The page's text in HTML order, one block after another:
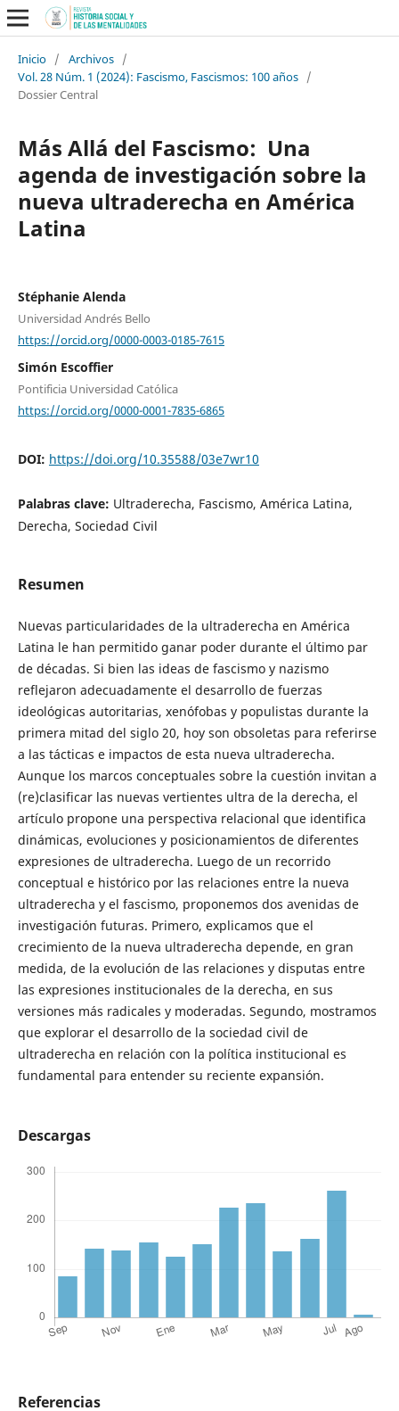
Inicio / Archivos /
Vol. 28 Núm. 1 (2024): Fascismo, Fascismos: 100 años /
Dossier Central
Más Allá del Fascismo: Una
agenda de investigación sobre la
nueva ultraderecha en América
Latina
Stéphanie Alenda
Universidad Andrés Bello
https://orcid.org/0000-0003-0185-7615
Simón Escoffier
Pontificia Universidad Católica
https://orcid.org/0000-0001-7835-6865
DOI: https://doi.org/10.35588/03e7wr10
Palabras clave: Ultraderecha, Fascismo, América Latina,
Derecha, Sociedad Civil
Resumen
Nuevas particularidades de la ultraderecha en América
Latina le han permitido ganar poder durante el último par
de décadas. Si bien las ideas de fascismo y nazismo
reflejaron adecuadamente el desarrollo de fuerzas
ideológicas autoritarias, xenófobas y populistas durante la
primera mitad del siglo 20, hoy son obsoletas para referirse
a las tácticas e impactos de esta nueva ultraderecha.
Aunque los marcos conceptuales sobre la cuestión invitan a
(re)clasificar las nuevas vertientes ultra de la derecha, el
artículo propone una perspectiva relacional que identifica
dinámicas, evoluciones y posicionamientos de diferentes
expresiones de ultraderecha. Luego de un recorrido
conceptual e histórico por las relaciones entre la nueva
ultraderecha y el fascismo, proponemos dos avenidas de
investigación futuras. Primero, explicamos que el
crecimiento de la nueva ultraderecha depende, en gran
medida, de la evolución de las relaciones y disputas entre
las expresiones institucionales de la derecha, en sus
versiones más radicales y moderadas. Segundo, mostramos
que explorar el desarrollo de la sociedad civil de
ultraderecha en relación con la política institucional es
fundamental para entender su reciente expansión.
Descargas
Referencias